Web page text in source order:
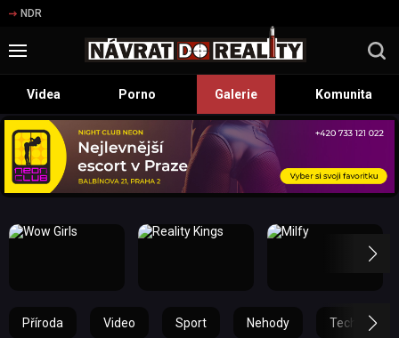
NDR
Videa Porno Galerie Komunita
Příroda Video Sport Nehody Technika